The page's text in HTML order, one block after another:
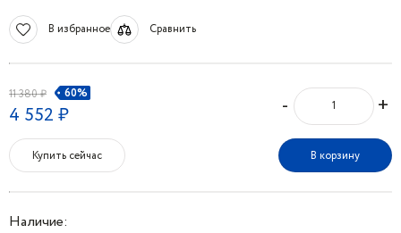
В избранное Сравнить
11 380 ₽ 60%
4 552 ₽ - +
Купить сейчас В корзину
Наличие: